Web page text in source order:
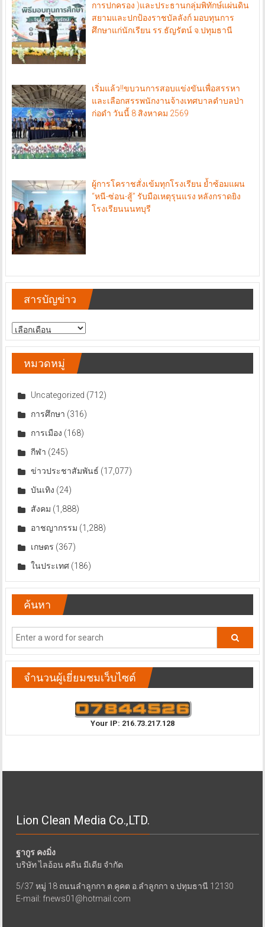
การปกครอง )และประธานกลุ่มพิทักษ์แผ่นดิน
สยามและปกป้องราชบัลลังก์ มอบทุนการ
ศึกษาแก่นักเรียน รร.ธัญรัตน์ จ.ปทุมธานี
เริ่มแล้ว!!ขบวนการสอบแข่งขันเพื่อสรรหา
และเลือกสรรพนักงานจ้างเทศบาลตำบลป่า
ก่อดำ วันนี้ 8 สิงหาคม 2569
ผู้การโคราชสั่งเข้มทุกโรงเรียน ย้ำซ้อมแผน
“หนี-ซ่อน-สู้” รับมือเหตุรุนแรง หลังกราดยิง
โรงเรียนนนทบุรี
สารบัญข่าว
สารบัญ
ข่าว
หมวดหมู่
Uncategorized (712)
การศึกษา (316)
การเมือง (168)
กีฬา (245)
ข่าวประชาสัมพันธ์ (17,077)
บันเทิง (24)
สังคม (1,888)
อาชญากรรม (1,288)
เกษตร (367)
ในประเทศ(186)
ค้นหา
จำนวนผู้เยี่ยมชมเว็บไซต์
Your IP: 216.73.217.128
Lion Clean Media Co.,LTD.
ฐากูร คงมิ่ง
บริษัท ไลอ้อน คลีน มีเดีย จำกัด
5/37 หมู่ 18 ถนนลำลูกกา ต.คูคต อ.ลำลูกกา จ.ปทุมธานี 12130
E-mail: fnews01@hotmail.com